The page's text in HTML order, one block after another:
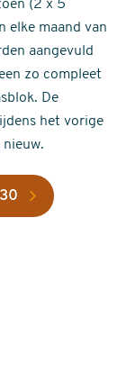
(2 x 5
elke maand van
aangevuld
zo compleet
De
het vorige